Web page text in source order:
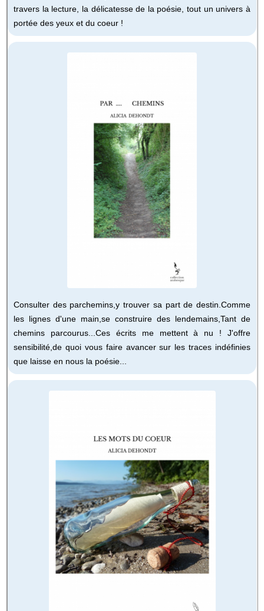
travers la lecture, la délicatesse de la poésie, tout un univers à
portée des yeux et du coeur !
Consulter des parchemins,y trouver sa part de destin.Comme
les lignes d'une main,se construire des lendemains,Tant de
chemins parcourus...Ces écrits me mettent à nu ! J'offre
sensibilité,de quoi vous faire avancer sur les traces indéfinies
que laisse en nous la poésie...